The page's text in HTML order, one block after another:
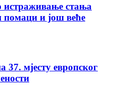
стања
и још веће
37. мјесту европског